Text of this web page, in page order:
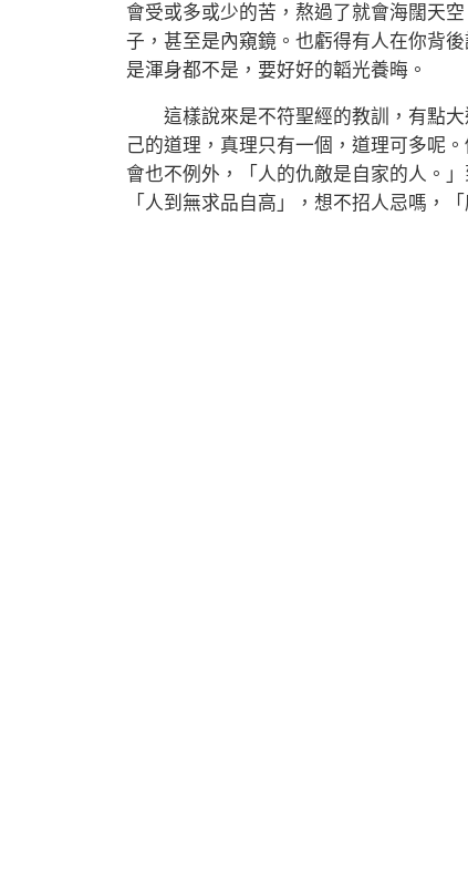
會受或多或少的苦，熬過了就會海闊天
子，甚至是內窺鏡。也虧得有人在你背
是渾身都不是，要好好的韜光養晦。
這樣說來是不符聖經的教訓，有點大
己的道理，真理只有一個，道理可多呢
會也不例外，「人的仇敵是自家的人。
「人到無求品自高」，想不招人忌嗎，